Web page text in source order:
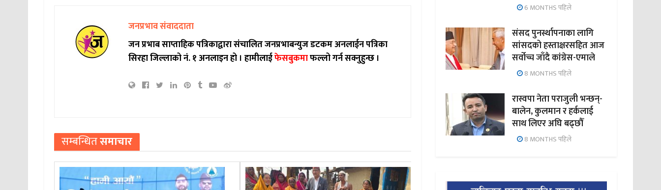
जनप्रभाव संवाददाता
जन प्रभाब साप्ताहिक पत्रिकाद्वारा संचालित जनप्रभाबन्युज डटकम अनलाईन पत्रिका
सिरहा जिल्लाको नं. १ अनलाइन हो ।हामीलाईफेसबुकमाफल्लो गर्न सक्नुहुन्छ ।
सम्बन्धितसमाचार
6 MONTHS पहिले
संसद पुनर्स्थापनाका लागि
सांसदको हस्ताक्षरसहित आज
सर्वोच्च जाँदै कांग्रेस-एमाले
8 MONTHS पहिले
रास्वपा नेता पराजुली भन्छन्-
बालेन, कुलमान र हर्कलाई
साथ लिएर अघि बढ्छौँ
8 MONTHS पहिले